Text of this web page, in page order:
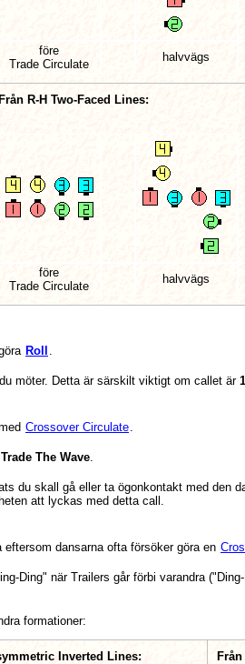
före
Trade Circulate
halvvägs
Från R-H Two-Faced Lines:
före
Trade Circulate
halvvägs
Roll
möter. Detta är särskilt viktigt om callet är
Crossover Circulate
Trade The Wave
du skall gå eller ta ögonkontakt med den
att lyckas med detta call.
eftersom dansarna ofta försöker göra en
Ding" när Trailers går förbi varandra
formationer:
Inverted Lines: